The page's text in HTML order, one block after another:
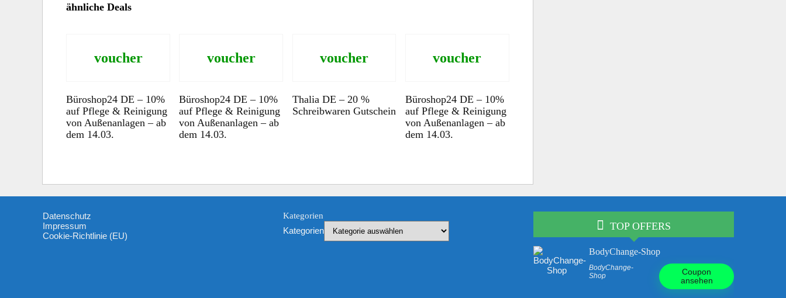
ähnliche Deals
voucher
Büroshop24 DE – 10%
auf Pflege & Reinigung
von Außenanlagen – ab
dem 14.03.
voucher
Büroshop24 DE – 10%
auf Pflege & Reinigung
von Außenanlagen – ab
dem 14.03.
voucher
Thalia DE – 20 %
Schreibwaren Gutschein
voucher
Büroshop24 DE – 10%
auf Pflege & Reinigung
von Außenanlagen – ab
dem 14.03.
Datenschutz
Impressum
Cookie-Richtlinie (EU)
Kategorien
Kategorien TOP OFFERS
BodyChange-Shop
BodyChange-
Shop
Coupon
ansehen